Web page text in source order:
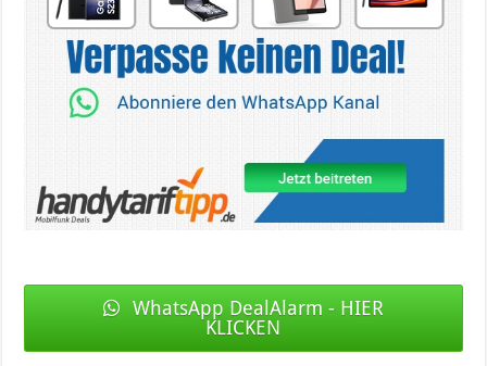
WhatsApp DealAlarm - HIER
KLICKEN